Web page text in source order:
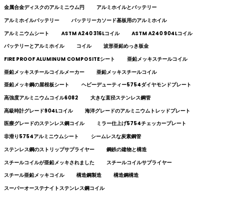
金属合金ディスクのアルミニウム円
アルミホイルとバッテリー
アルミホイルバッテリー
バッテリーカソード基板用のアルミホイル
アルミニウムシート
ASTM A240 316Lコイル
ASTM A240 904Lコイル
バッテリーとアルミホイル
コイル
波形亜鉛めっき板金
FIRE PROOF ALUMINUM COMPOSITEシート
亜鉛メッキスチールコイル
亜鉛メッキスチールコイルメーカー
亜鉛メッキスチールコイル
亜鉛メッキ鋼の屋根板シート
ヘビーデューティー5754ダイヤモンドプレート
高強度アルミニウムコイル6082
大きな直径ステンレス鋼管
高級時計グレード904Lコイル
海洋グレードのアルミニウムトレッドプレート
医療グレードのステンレス鋼コイル
ミラー仕上げ5754チェッカープレート
非滑り5754アルミニウムシート
シームレスな炭素鋼管
ステンレス鋼のストリップサプライヤー
鋼鉄の建物と構造
スチールコイルが亜鉛メッキされました
スチールコイルサプライヤー
スチール亜鉛メッキコイル
構造鋼製造
構造鋼構造
スーパーオーステナイトステンレス鋼コイル